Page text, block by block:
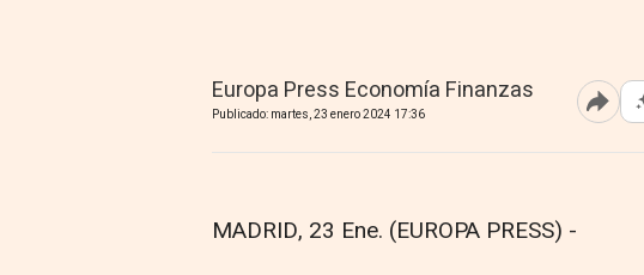
Europa Press Economía Finanzas
Publicado: martes, 23 enero 2024 17:36
MADRID, 23 Ene. (EUROPA PRESS) -